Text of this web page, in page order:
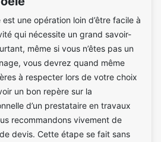
une opération loin d’être facile à
qui nécessite un grand savoir-
même si vous n’êtes pas un
vous devrez quand même
à respecter lors de votre choix
un bon repère sur la
d’un prestataire en travaux
recommandons vivement de
devis. Cette étape se fait sans